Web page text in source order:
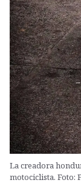
La creadora
motociclista. Foto: